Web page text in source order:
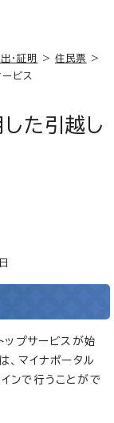
・証明 >住民票
>
ビス
た引越し
プサービスが始
、マイナポータル
ンで行うことがで